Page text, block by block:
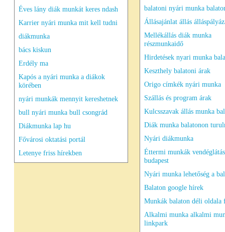
Éves lány diák munkát keres ndash
Karrier nyári munka mit kell tudni
diákmunka
bács kiskun
Erdély ma
Kapós a nyári munka a diákok
körében
nyári munkák mennyit kereshetnek
bull nyári munka bull csongrád
Diákmunka lap hu
Fővárosi oktatási portál
Letenye friss hírekben
balatoni nyári munka
Állásajánlat állás
Mellékállás diák munka
részmunkaidő
Hirdetések nyari munka
Keszthely balatoni árak
Origo címkék nyári munka
Szállás és program árak
Kulcsszavak állás munka
Diák munka balatonon
Nyári diákmunka
Éttermi munkák vendéglátás
budapest
Nyári munka lehetőség a
Balaton google hírek
Munkák balaton déli oldala
Alkalmi munka alkalmi
linkpark